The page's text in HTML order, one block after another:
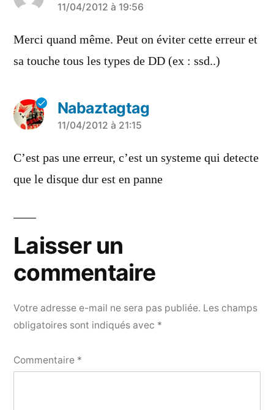
a
dit :
11/04/2012 à 19:56
Merci quand même. Peut on éviter cette erreur et
sa touche tous les types de DD (ex : ssd..)
Nabaztagtag
a
dit :
11/04/2012 à 21:15
C’est pas une erreur, c’est un systeme qui detecte
que le disque dur est en panne
Laisser un
commentaire
Votre adresse e-mail ne sera pas publiée. Les champs
obligatoires sont indiqués avec *
Commentaire *